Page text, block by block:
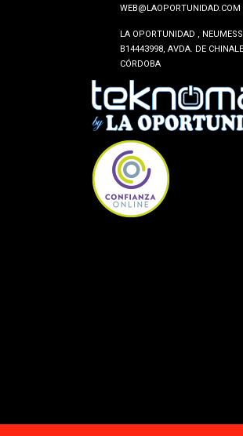
WEB@LAOPORTUNIDAD.COM
LA OPORTUNIDAD ,
B14443998, AVDA. DE
CÓRDOBA